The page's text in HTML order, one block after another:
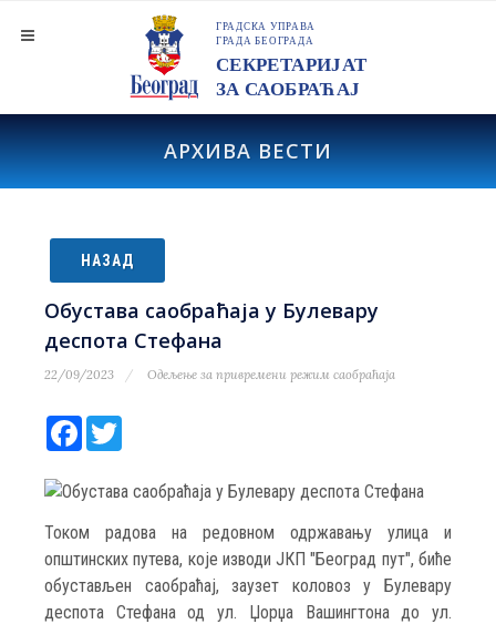
АРХИВА ВЕСТИ
НАЗАД
Обустава саобраћаја у Булевару
деспота Стефана
22/09/2023 Одељење за привремени режим саобраћаја
Facebook
Током радова на редовном одржавању улица и
општинских путева, које изводи ЈКП "Београд пут", биће
обустављен саобраћај, заузет коловоз у Булевару
деспота Стефана од ул. Џорџа Вашингтона до ул.